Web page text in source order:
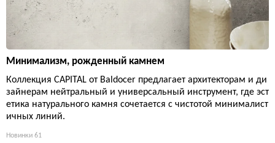
Минимализм, рожденный камнем
Коллекция CAPITAL от Baldocer предлагает архитекторам и ди
зайнерам нейтральный и универсальный инструмент, где эст
етика натурального камня сочетается с чистотой минималист
ичных линий.
Новинки 61